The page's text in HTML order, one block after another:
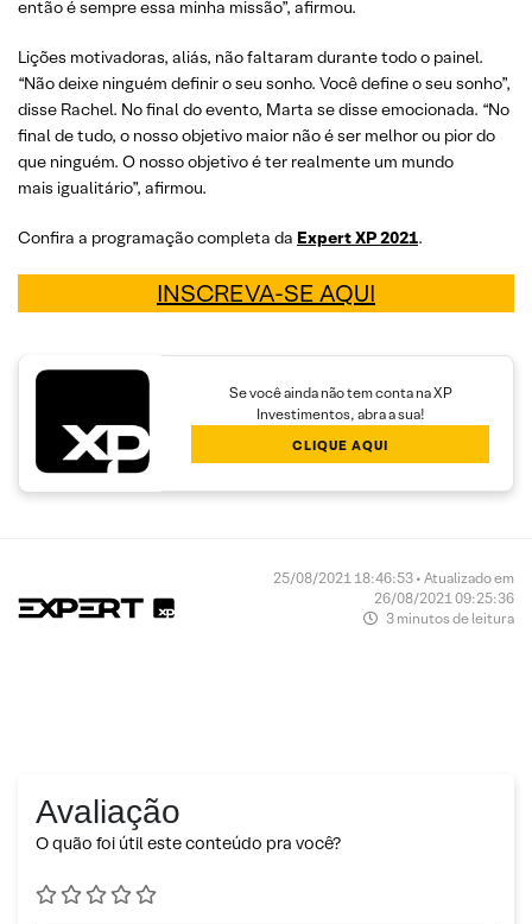
então é sempre essa minha missão”, afirmou.
Lições motivadoras, aliás, não faltaram durante todo o painel.
“Não deixe ninguém definir o seu sonho. Você define o seu sonho”,
disse Rachel. No final do evento, Marta se disse emocionada. “No
final de tudo, o nosso objetivo maior não é ser melhor ou pior do
que ninguém. O nosso objetivo é ter realmente um mundo
mais igualitário”, afirmou.
Confira a programação completa da Expert XP 2021.
INSCREVA-SE AQUI
Se você ainda não tem conta na XP
Investimentos, abra a sua!
CLIQUE AQUI
25/08/2021 18:46:53 • Atualizado em
26/08/2021 09:25:36
3 minutos de leitura
Avaliação
O quão foi útil este conteúdo pra você?